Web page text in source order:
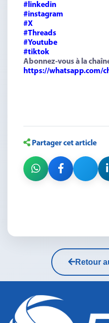
#linkedin
#instagram
#X
#Threads
#Youtube
#tiktok
Abonnez-vous à la
https://whatsapp.com/
Partager cet article
Retour